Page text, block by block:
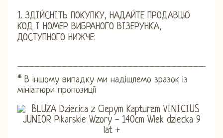
1. ЗДІЙСНІТЬ ПОКУПКУ, НАДАЙТЕ ПРОДАВЦЮ
КОД І НОМЕР ВИБРАНОГО ВІЗЕРУНКА,
ДОСТУПНОГО НИЖЧЕ:
* В іншому випадку ми надішлемо зразок із
мініатюри пропозиції